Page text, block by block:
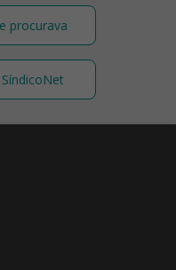
procurava